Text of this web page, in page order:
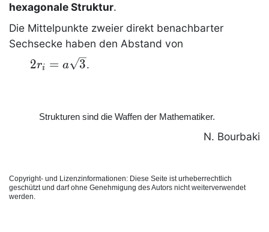
hexagonale Struktur.
Die Mittelpunkte zweier direkt benachbarter
Sechsecke haben den Abstand von
2 r_i
2ri = a 3.
Strukturen sind die Waffen der Mathematiker.
N. Bourbaki
Copyright- und Lizenzinformationen: Diese Seite ist urheberrechtlich
geschützt und darf ohne Genehmigung des Autors nicht weiterverwendet
werden.